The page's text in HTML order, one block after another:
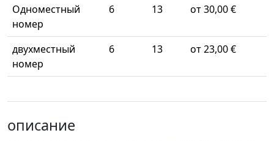
Одноместный
номер
6 13 от 30,00 €
двухместный
номер
6 13 от 23,00 €
описание